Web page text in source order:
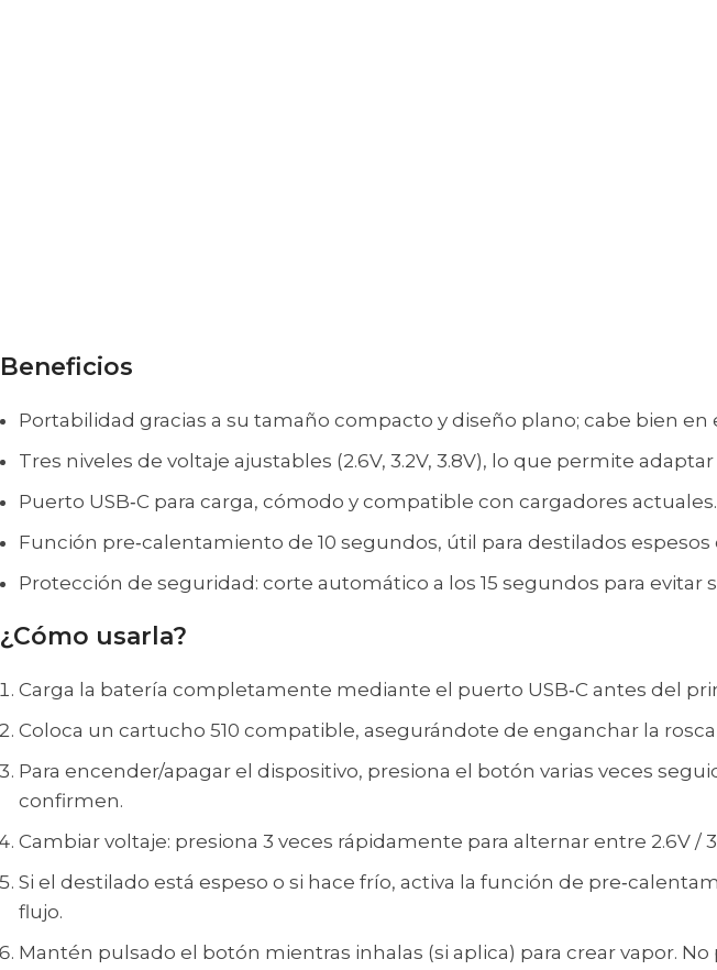
Beneficios
Portabilidad gracias a su tamaño compacto y diseño plano; cabe bien en
Tres niveles de voltaje ajustables (2.6V, 3.2V, 3.8V), lo que permite
Puerto USB‑C para carga, cómodo y compatible con cargadores actuales.
Función pre‑calentamiento de 10 segundos, útil para destilados
Protección de seguridad: corte automático a los 15 segundos para evitar
¿Cómo usarla?
Carga la batería completamente mediante el puerto USB‑C antes del
Coloca un cartucho 510 compatible, asegurándote de enganchar la
Para encender/apagar el dispositivo, presiona el botón varias veces
confirmen.
Cambiar voltaje: presiona 3 veces rápidamente para alternar entre 2.6V /
Si el destilado está espeso o si hace frío, activa la función de
flujo.
Mantén pulsado el botón mientras inhalas (si aplica) para crear vapor.